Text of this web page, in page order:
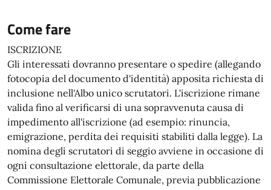
Come fare
ISCRIZIONE
Gli interessati dovranno presentare o spedire (allegando
fotocopia del documento d'identità) apposita richiesta di
inclusione nell'Albo unico scrutatori. L'iscrizione rimane
valida fino al verificarsi di una sopravvenuta causa di
impedimento all'iscrizione (ad esempio: rinuncia,
emigrazione, perdita dei requisiti stabiliti dalla legge). La
nomina degli scrutatori di seggio avviene in occasione di
ogni consultazione elettorale, da parte della
Commissione Elettorale Comunale, previa pubblicazione